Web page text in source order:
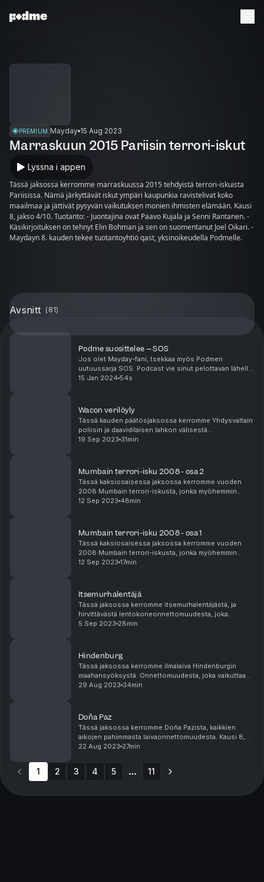
PREMIUM Mayday 15 Aug 2023
Marraskuun 2015 Pariisin terrori-iskut
Lyssna i appen
Tässä jaksossa kerromme marraskuussa 2015 tehdyistä terrori-iskuista
Pariisissa. Nämä järkyttävät iskut ympäri kaupunkia ravistelivat koko
maailmaa ja jättivät pysyvän vaikutuksen monien ihmisten elämään. Kausi
8, jakso 4/10. Tuotanto: - Juontajina ovat Paavo Kujala ja Senni Rantanen. -
Käsikirjoituksen on tehnyt Elin Bohman ja sen on suomentanut Joel Oikari. -
Maydayn 8. kauden tekee tuotantoyhtiö qast, yksinoikeudella Podmelle.
Avsnitt ( 81)
Podme suosittelee – SOS
Jos olet Mayday-fani, tsekkaa myös Podmen
uutuussarja SOS. Podcast vie sinut pelottavan lähelle
aikamme suurimpia katastrofeja. Kuulet tapahtumista
15 Jan 2024 54s
Wacon verilöyly
Tässä kauden päätösjaksossa kerromme Yhdysvaltain
poliisin ja daavidilaisen lahkon välisestä
yhteenotosta, joka tullaan myöhemmin tuntemaan
19 Sep 2023 31min
Mumbain terrori-isku 2008 - osa 2
Tässä kaksiosaisessa jaksossa kerromme vuoden
2008 Mumbain terrori-iskusta, jonka myöhemmin
sanotaan olevan Intian 9/11. Osa 2/2. Kausi 8, jakso
12 Sep 2023 48min
Mumbain terrori-isku 2008 - osa 1
Tässä kaksiosaisessa jaksossa kerromme vuoden
2008 Mumbain terrori-iskusta, jonka myöhemmin
sanotaan olevan Intian 9/11. Osa 1/2. Kausi 8, jakso
12 Sep 2023 17min
Itsemurhalentäjä
Tässä jaksossa kerromme itsemurhalentäjästä, ja
hirvittävästä lentokoneonnettomuudesta, joka
tapahtui Ranskan Alpeilla vuonna 2015, kun
5 Sep 2023 28min
Hindenburg
Tässä jaksossa kerromme ilmalaiva Hindenburgin
maahansyöksystä. Onnettomuudesta, joka vaikuttaa
vieläkin tapaamme lentää. Kausi 8, jakso 6/10.
29 Aug 2023 34min
Doña Paz
Tässä jaksossa kerromme Doña Pazista, kaikkien
aikojen pahimmasta laivaonnettomuudesta. Kausi 8,
jakso 5/10. Tuotanto: - Juontajina ovat Paavo Kujala ja
22 Aug 2023 27min
1 2 3 4 5 11